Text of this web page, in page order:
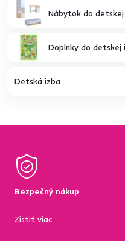
Nábytok do
Doplnky do detskej
Detská izba
Bezpečný nákup
Zistiť viac